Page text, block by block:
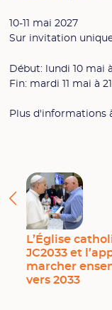
10-11 mai 2027
Sur invitation
Début: lundi 10 mai
Fin: mardi 11 mai à
Plus d'informations
L’Église
JC2033 et
marcher
vers 2033